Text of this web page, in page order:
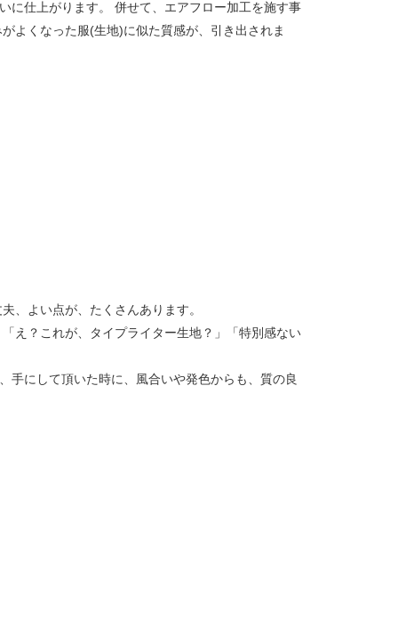
に仕上がります。 併せて、エアフロー加工を施す事
よくなった服(生地)に似た質感が、引き出されま
、よい点が、たくさんあります。
え？これが、タイプライター生地？」「特別感ない
手にして頂いた時に、風合いや発色からも、質の良